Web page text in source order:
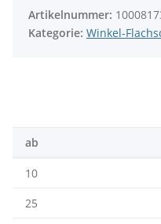
Artikelnummer:
Kategorie: Winkel-
ab
10
25